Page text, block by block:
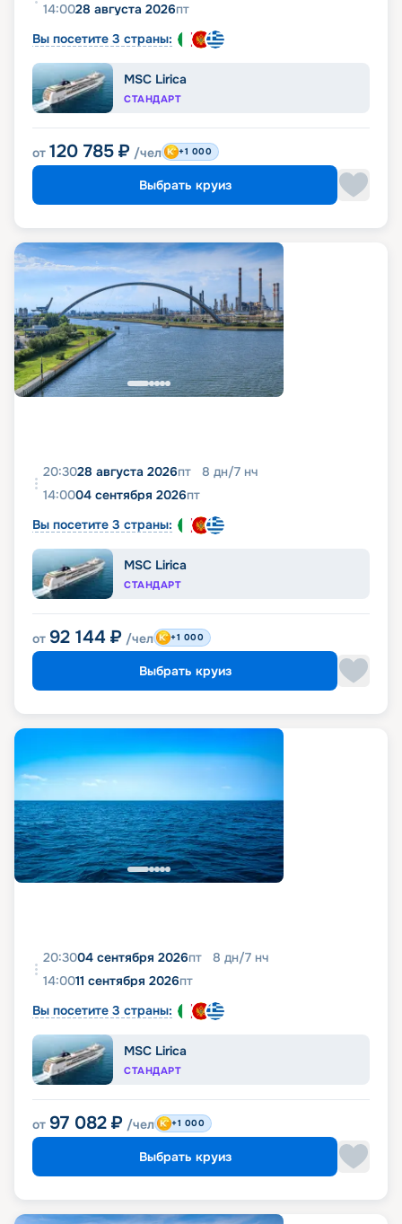
14:0028 августа 2026пт
Вы посетите 3 страны:
MSC Lirica
СТАНДАРТ
от 120 785 ₽ /чел +1 000
Выбрать круиз
20:3028 августа 2026пт 8 дн/7 нч
14:0004 сентября 2026пт
Вы посетите 3 страны:
MSC Lirica
СТАНДАРТ
от 92 144 ₽ /чел +1 000
Выбрать круиз
20:3004 сентября 2026пт 8 дн/7 нч
14:0011 сентября 2026пт
Вы посетите 3 страны:
MSC Lirica
СТАНДАРТ
от 97 082 ₽ /чел +1 000
Выбрать круиз